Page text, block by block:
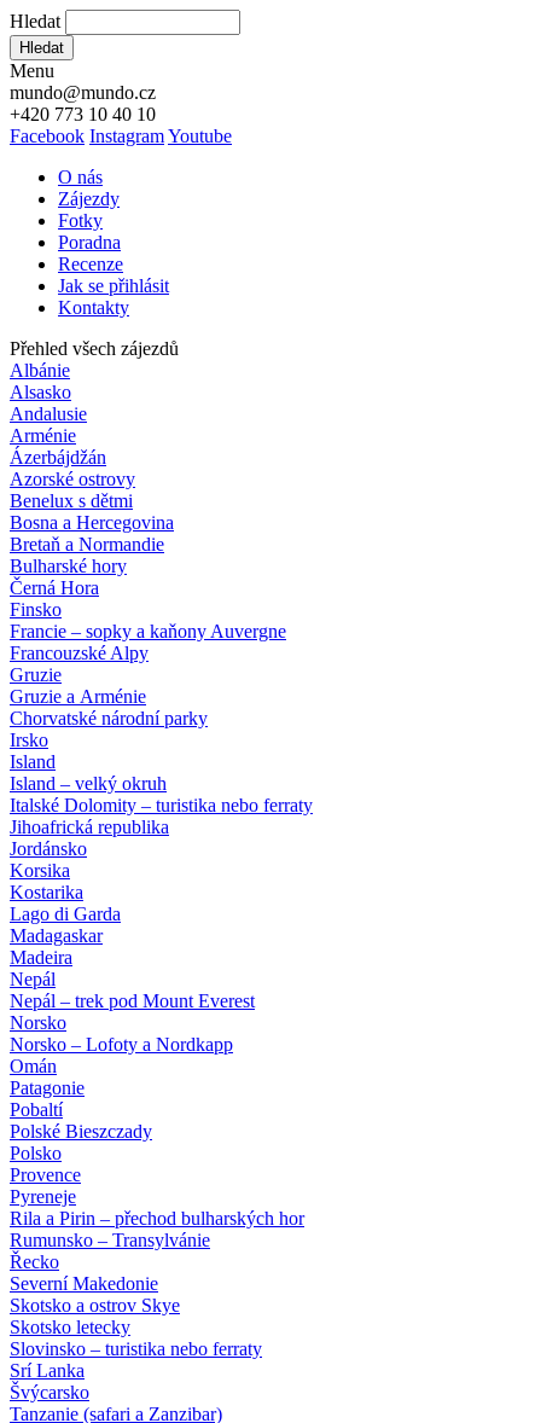
Hledat
Hledat
Menu
mundo@mundo.cz
+420 773 10 40 10
Facebook InstagramYoutube
O nás
Zájezdy
Fotky
Poradna
Recenze
Jak se přihlásit
Kontakty
Přehled všech zájezdů
Albánie
Alsasko
Andalusie
Arménie
Ázerbájdžán
Azorské ostrovy
Benelux s dětmi
Bosna a Hercegovina
Bretaň a Normandie
Bulharské hory
Černá Hora
Finsko
Francie – sopky a kaňony Auvergne
Francouzské Alpy
Gruzie
Gruzie a Arménie
Chorvatské národní parky
Irsko
Island
Island – velký okruh
Italské Dolomity – turistika nebo ferraty
Jihoafrická republika
Jordánsko
Korsika
Kostarika
Lago di Garda
Madagaskar
Madeira
Nepál
Nepál – trek pod Mount Everest
Norsko
Norsko – Lofoty a Nordkapp
Omán
Patagonie
Pobaltí
Polské Bieszczady
Polsko
Provence
Pyreneje
Rila a Pirin – přechod bulharských hor
Rumunsko – Transylvánie
Řecko
Severní Makedonie
Skotsko a ostrov Skye
Skotsko letecky
Slovinsko – turistika nebo ferraty
Srí Lanka
Švýcarsko
Tanzanie (safari a Zanzibar)